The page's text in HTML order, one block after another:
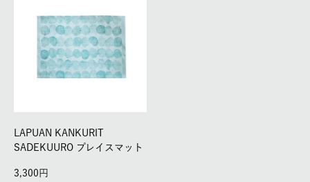
LAPUAN KANKURIT
SADEKUURO プレイスマット
3,300